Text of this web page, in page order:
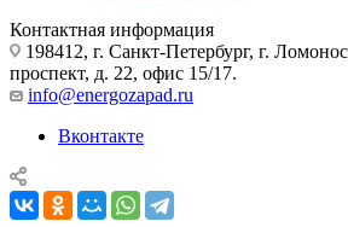
Контактная информация
198412, г. Санкт-Петербург, г.
проспект, д. 22, офис 15/17.
info@energozapad.ru
Вконтакте